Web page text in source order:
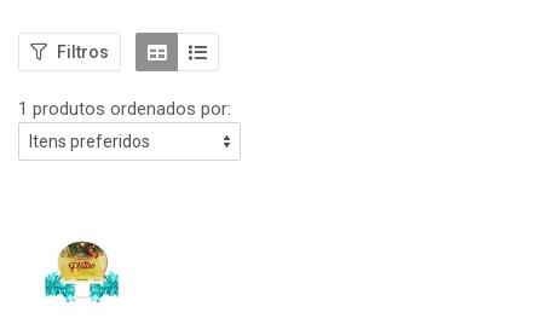
Filtros
1 produtos ordenados por: